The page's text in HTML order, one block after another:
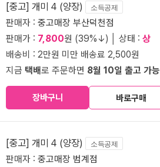
[중고] 개미 4 (양장) 소득공제
판매자 : 중고매장 부산덕천점
판매가 : 7,800원 (39%↓) │ 상태 : 상
배송비 : 2만원 미만 배송료 2,500원
지금 택배로 주문하면 8월 10일 출고 가능
장바구니 바로구매
[중고] 개미 4 (양장) 소득공제
판매자 : 중고매장 범계점